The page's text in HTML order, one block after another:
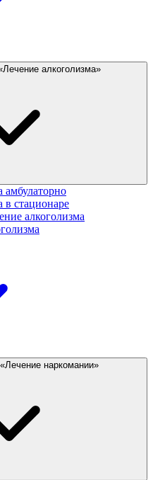
алкоголизма»
амбулаторно
в стационаре
алкоголизма
наркомании»